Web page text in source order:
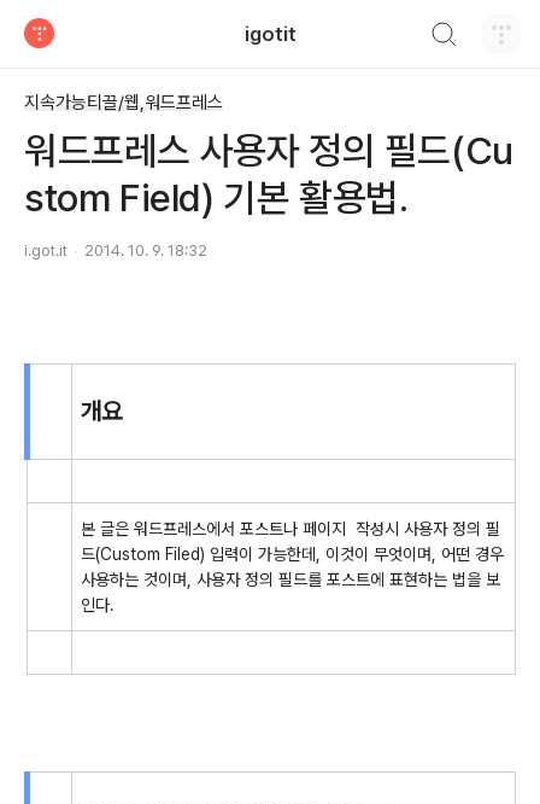
igotit
지속가능티끌/웹,워드프레스
워드프레스 사용자 정의 필드(Cu
stom Field) 기본 활용법.
i.got.it 2014. 10. 9. 18:32
개요
본 글은 워드프레스에서 포스트나 페이지 작성시 사용자 정의 필
드(Custom Filed) 입력이 가능한데, 이것이 무엇이며, 어떤 경우
사용하는 것이며, 사용자 정의 필드를 포스트에 표현하는 법을 보
인다.